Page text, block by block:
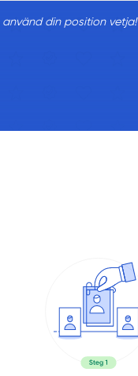
använd din position vetja!